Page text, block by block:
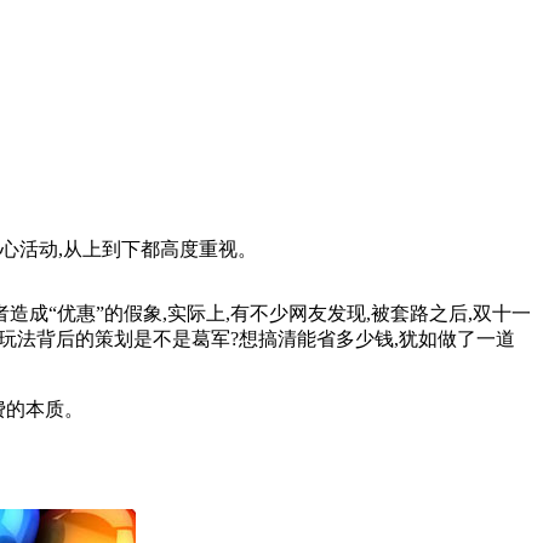
活动,从上到下都高度重视。
成“优惠”的假象,实际上,有不少网友发现,被套路之后,双十一
法背后的策划是不是葛军?想搞清能省多少钱,犹如做了一道
本质。